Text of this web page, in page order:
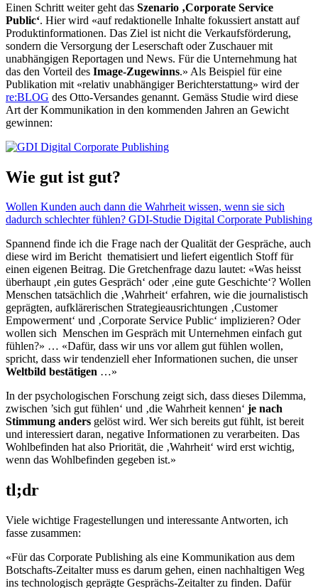
Einen Schritt weiter geht das Szenario ‚Corporate Service
Public‘. Hier wird «auf redaktionelle Inhalte fokussiert anstatt auf
Produktinformationen. Das Ziel ist nicht die Verkaufsförderung,
sondern die Versorgung der Leserschaft oder Zuschauer mit
unabhängigen Reportagen und News. Für die Unternehmung hat
das den Vorteil des Image-Zugewinns.» Als Beispiel für eine
Publikation mit «relativ unabhängiger Berichterstattung» wird der
re:BLOG des Otto-Versandes genannt. Gemäss Studie wird diese
Art der Kommunikation in den kommenden Jahren an Gewicht
gewinnen:
Wie gut ist gut?
Wollen Kunden auch dann die Wahrheit wissen, wenn sie sich
dadurch schlechter fühlen? GDI-Studie Digital Corporate Publishing
Spannend finde ich die Frage nach der Qualität der Gespräche, auch
diese wird im Bericht thematisiert und liefert eigentlich Stoff für
einen eigenen Beitrag. Die Gretchenfrage dazu lautet: «Was heisst
überhaupt ‚ein gutes Gespräch‘ oder ‚eine gute Geschichte‘? Wollen
Menschen tatsächlich die ‚Wahrheit‘ erfahren, wie die journalistisch
geprägten, aufklärerischen Strategieausrichtungen ‚Customer
Empowerment‘ und ‚Corporate Service Public‘ implizieren? Oder
wollen sich Menschen im Gespräch mit Unternehmen einfach gut
fühlen?» … «Dafür, dass wir uns vor allem gut fühlen wollen,
spricht, dass wir tendenziell eher Informationen suchen, die unser
Weltbild bestätigen …»
In der psychologischen Forschung zeigt sich, dass dieses Dilemma,
zwischen ’sich gut fühlen‘ und ‚die Wahrheit kennen‘ je nach
Stimmung anders gelöst wird. Wer sich bereits gut fühlt, ist bereit
und interessiert daran, negative Informationen zu verarbeiten. Das
Wohlbefinden hat also Priorität, die ‚Wahrheit‘ wird erst wichtig,
wenn das Wohlbefinden gegeben ist.»
tl;dr
Viele wichtige Fragestellungen und interessante Antworten, ich
fasse zusammen:
«Für das Corporate Publishing als eine Kommunikation aus dem
Botschafts-Zeitalter muss es darum gehen, einen nachhaltigen Weg
ins technologisch geprägte Gesprächs-Zeitalter zu finden. Dafür